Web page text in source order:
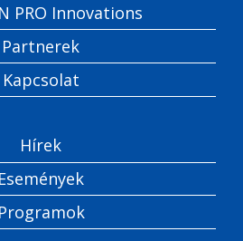
PRO Innovations
Partnerek
Kapcsolat
Hírek
Események
Programok